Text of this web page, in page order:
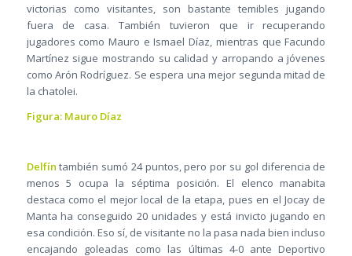
victorias como visitantes, son bastante temibles jugando
fuera de casa. También tuvieron que ir recuperando
jugadores como Mauro e Ismael Díaz, mientras que Facundo
Martínez sigue mostrando su calidad y arropando a jóvenes
como Arón Rodríguez. Se espera una mejor segunda mitad de
la chatolei.
Figura: Mauro Díaz
Delfín también sumó 24 puntos, pero por su gol diferencia de
menos 5 ocupa la séptima posición. El elenco manabita
destaca como el mejor local de la etapa, pues en el Jocay de
Manta ha conseguido 20 unidades y está invicto jugando en
esa condición. Eso sí, de visitante no la pasa nada bien incluso
encajando goleadas como las últimas 4-0 ante Deportivo